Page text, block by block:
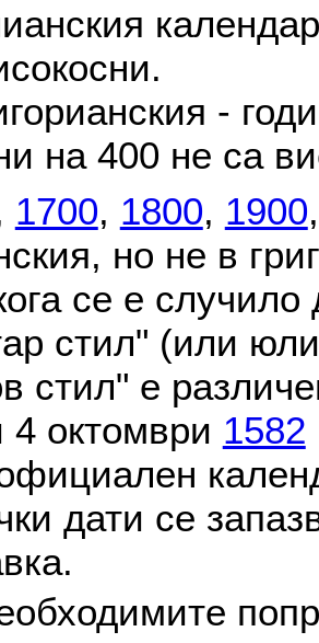
-
на 400 не са
1700, 1800, 1900
но не в
се е
стил" (или
стил" е
4 октомври 1582
дати се